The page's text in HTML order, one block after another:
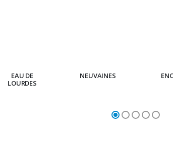
EAU DE
LOURDES
NEUVAINES